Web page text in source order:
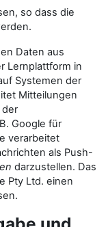
so dass die
Daten aus
Lernplattform in
Systemen der
Mitteilungen
der
Google für
verarbeitet
als Push-
darzustellen. Das
Pty Ltd. einen